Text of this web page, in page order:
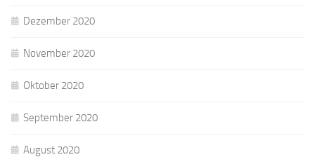
Dezember 2020
November 2020
Oktober 2020
September 2020
August 2020